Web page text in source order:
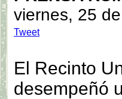
viernes, 25
Tweet
El Recinto
desempeñó